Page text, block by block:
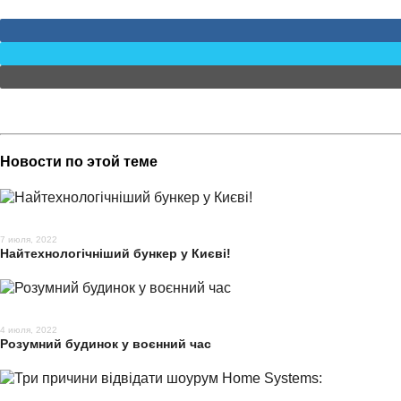
Новости по этой теме
7 июля, 2022
Найтехнологічніший бункер у Києві!
4 июля, 2022
Розумний будинок у воєнний час